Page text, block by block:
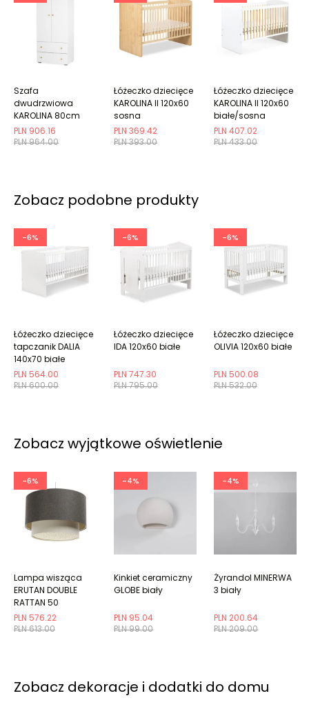
PLN 964.00
PLN 906.16
Szafa
dwudrzwiowa
KAROLINA 80cm
biała z szufladami
PLN 393.00
PLN 369.42
Łóżeczko dziecięce
KAROLINA II 120x60
sosna
PLN 433.00
PLN 407.02
Łóżeczko dziecięce
KAROLINA II 120x60
białe/sosna
Zobacz podobne produkty
-6%
PLN 600.00
PLN 564.00
Łóżeczko dziecięce
tapczanik DALIA
140x70 białe
-6%
PLN 795.00
PLN 747.30
Łóżeczko dziecięce
IDA 120x60 białe
-6%
PLN 532.00
PLN 500.08
Łóżeczko dziecięce
OLIVIA 120x60 białe
Zobacz wyjątkowe oświetlenie
-6%
PLN 613.00
PLN 576.22
Lampa wisząca
ERUTAN DOUBLE
RATTAN 50
szara/kremowa
-4%
PLN 99.00
PLN 95.04
Kinkiet ceramiczny
GLOBE biały
-4%
PLN 209.00
PLN 200.64
Żyrandol MINERWA
3 biały
Zobacz dekoracje i dodatki do domu